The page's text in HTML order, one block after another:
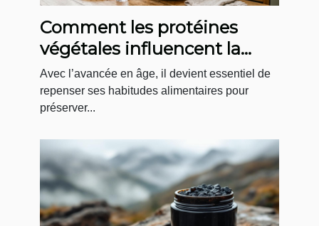
Comment les protéines
végétales influencent la
santé après 50 ans ?
Avec l’avancée en âge, il devient essentiel de
repenser ses habitudes alimentaires pour
préserver...